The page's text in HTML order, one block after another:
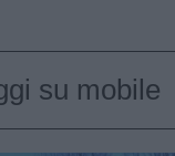
su mobile